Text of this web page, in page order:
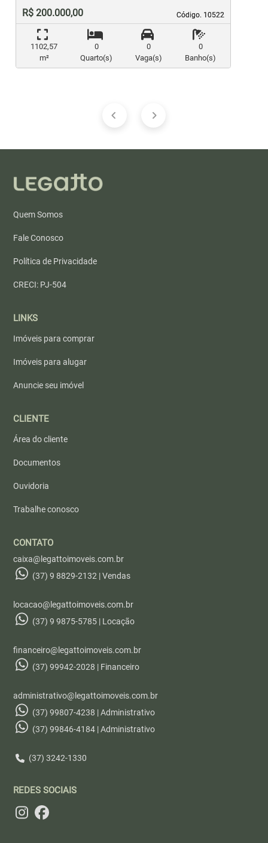
Código. 10522
Código. 10522
R$ 200.000,00
1102,57
m²
0
Quarto(s)
0
Vaga(s)
0
Banho(s)
Quem Somos
Fale Conosco
Política de Privacidade
CRECI: PJ-504
LINKS
Imóveis para comprar
Imóveis para alugar
Anuncie seu imóvel
CLIENTE
Área do cliente
Documentos
Ouvidoria
Trabalhe conosco
CONTATO
caixa@legattoimoveis.com.br
(37) 9 8829-2132 | Vendas
locacao@legattoimoveis.com.br
(37) 9 9875-5785 | Locação
financeiro@legattoimoveis.com.br
(37) 99942-2028 | Financeiro
administrativo@legattoimoveis.com.br
(37) 99807-4238 | Administrativo
(37) 99846-4184 | Administrativo
(37) 3242-1330
REDES SOCIAIS